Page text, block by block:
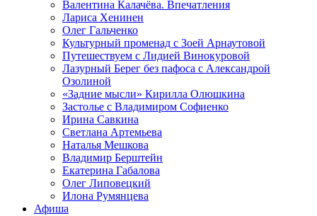
Валентина Калачёва. Впечатления
Лариса Хенинен
Олег Гальченко
Культурный променад с Зоей Арнаутовой
Путешествуем с Лидией Винокуровой
Лазурный Берег без пафоса с Александрой
Озолиной
«Задние мысли» Кирилла Олюшкина
Застолье с Владимиром Софиенко
Ирина Савкина
Светлана Артемьева
Наталья Мешкова
Владимир Берштейн
Екатерина Габалова
Олег Липовецкий
Илона Румянцева
Афиша